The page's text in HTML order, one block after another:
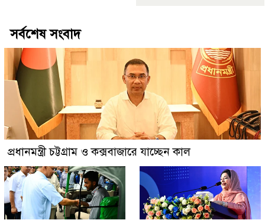
সর্বশেষ সংবাদ
প্রধানমন্ত্রী চট্টগ্রাম ও কক্সবাজারে যাচ্ছেন কাল